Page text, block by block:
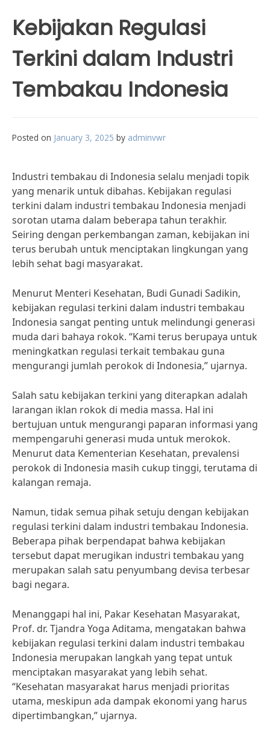
Kebijakan Regulasi
Terkini dalam Industri
Tembakau Indonesia
Posted on January 3, 2025 by adminvwr
Industri tembakau di Indonesia selalu menjadi topik
yang menarik untuk dibahas. Kebijakan regulasi
terkini dalam industri tembakau Indonesia menjadi
sorotan utama dalam beberapa tahun terakhir.
Seiring dengan perkembangan zaman, kebijakan ini
terus berubah untuk menciptakan lingkungan yang
lebih sehat bagi masyarakat.
Menurut Menteri Kesehatan, Budi Gunadi Sadikin,
kebijakan regulasi terkini dalam industri tembakau
Indonesia sangat penting untuk melindungi generasi
muda dari bahaya rokok. “Kami terus berupaya untuk
meningkatkan regulasi terkait tembakau guna
mengurangi jumlah perokok di Indonesia,” ujarnya.
Salah satu kebijakan terkini yang diterapkan adalah
larangan iklan rokok di media massa. Hal ini
bertujuan untuk mengurangi paparan informasi yang
mempengaruhi generasi muda untuk merokok.
Menurut data Kementerian Kesehatan, prevalensi
perokok di Indonesia masih cukup tinggi, terutama di
kalangan remaja.
Namun, tidak semua pihak setuju dengan kebijakan
regulasi terkini dalam industri tembakau Indonesia.
Beberapa pihak berpendapat bahwa kebijakan
tersebut dapat merugikan industri tembakau yang
merupakan salah satu penyumbang devisa terbesar
bagi negara.
Menanggapi hal ini, Pakar Kesehatan Masyarakat,
Prof. dr. Tjandra Yoga Aditama, mengatakan bahwa
kebijakan regulasi terkini dalam industri tembakau
Indonesia merupakan langkah yang tepat untuk
menciptakan masyarakat yang lebih sehat.
“Kesehatan masyarakat harus menjadi prioritas
utama, meskipun ada dampak ekonomi yang harus
dipertimbangkan,” ujarnya.